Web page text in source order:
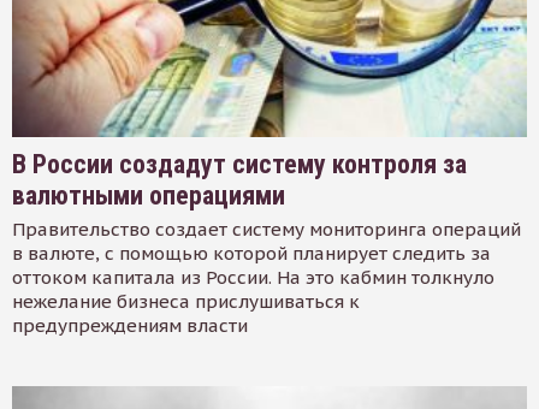
В России создадут систему контроля за
валютными операциями
Правительство создает систему мониторинга операций
в валюте, с помощью которой планирует следить за
оттоком капитала из России. На это кабмин толкнуло
нежелание бизнеса прислушиваться к
предупреждениям власти